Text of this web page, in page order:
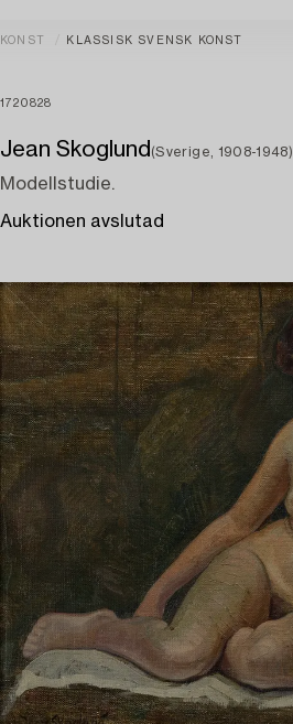
KONST KLASSISK SVENSK KONST
1720828
Jean Skoglund (Sverige, 1908-1948)
Modellstudie.
Auktionen avslutad